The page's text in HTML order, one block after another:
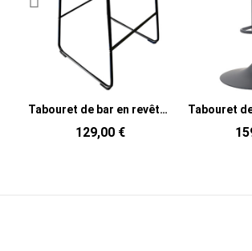
Tabouret de bar en revêtement PU cognac et métal noir 48 x 56 x 98 cm Mancia
129,00 €